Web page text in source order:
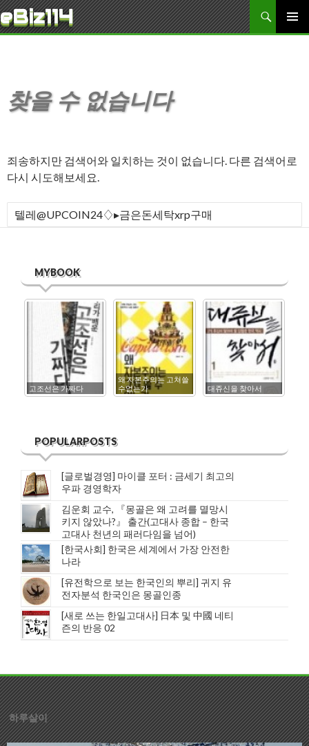
eBiz114
검색
주 메뉴
콘텐츠로 바로가기
찾을 수 없습니다
죄송하지만 검색어와 일치하는 것이 없습니다. 다른 검색어로
다시 시도해보세요.
다음 검색:
MYBOOK
고조선은 가짜다
왜 자본주의는 고쳐쓸
수없는가
대쥬신을 찾아서
POPULARPOSTS
[글로벌경영] 마이클 포터 : 금세기 최고의
우파 경영학자
김운회 교수, 『몽골은 왜 고려를 멸망시
키지 않았나?』 출간(고대사 종합 – 한국
고대사 천년의 패러다임을 넘어)
[한국사회] 한국은 세계에서 가장 안전한
나라
[유전학으로 보는 한국인의 뿌리] 귀지 유
전자분석 한국인은 몽골인종
[새로 쓰는 한일고대사] 日本 및 中國 네티
즌의 반응 02
하루살이